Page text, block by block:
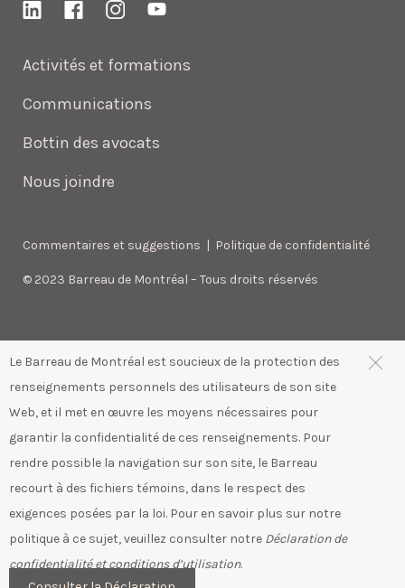
Le Barreau de Montréal est soucieux de la protection des
renseignements personnels des utilisateurs de son site
Web, et il met en œuvre les moyens nécessaires pour
garantir la confidentialité de ces renseignements. Pour
rendre possible la navigation sur son site, le Barreau
recourt à des fichiers témoins, dans le respect des
exigences posées par la loi. Pour en savoir plus sur notre
politique à ce sujet, veuillez consulter notre Déclaration de
confidentialité et conditions d’utilisation.
Activités et formations
Communications
Bottin des avocats
Nous joindre
Commentaires et suggestions | Politique de confidentialité
© 2023 Barreau de Montréal – Tous droits réservés